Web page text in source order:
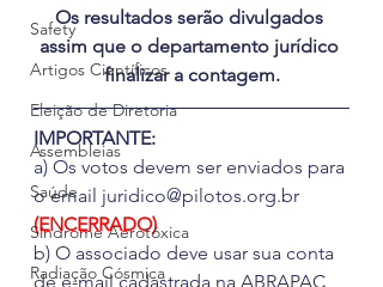
Safety
Artigos Científicos
Eleição de Diretoria
Assembleias
Saúde
Síndrome Aerotóxica
Radiação Cósmica
Os resultados serão divulgados
assim que o departamento jurídico
finalizar a contagem.
IMPORTANTE:
a) Os votos devem ser enviados para
o email juridico@pilotos.org.br
(ENCERRADO)
b) O associado deve usar sua conta
de e-mail cadastrada na ABRAPAC,